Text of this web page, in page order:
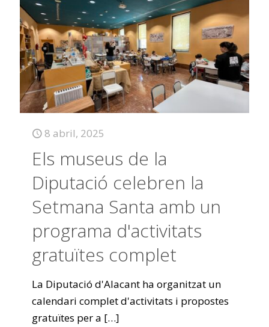
8 abril, 2025
Els museus de la
Diputació celebren la
Setmana Santa amb un
programa d'activitats
gratuïtes complet
La Diputació d'Alacant ha organitzat un
calendari complet d'activitats i propostes
gratuïtes per a […]